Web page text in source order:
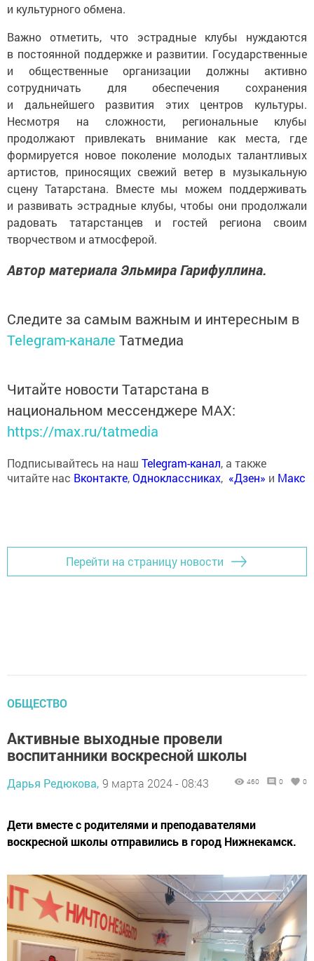
и культурного обмена.
Важно отметить, что эстрадные клубы нуждаются
в постоянной поддержке и развитии. Государственные
и общественные организации должны активно
сотрудничать для обеспечения сохранения
и дальнейшего развития этих центров культуры.
Несмотря на сложности, региональные клубы
продолжают привлекать внимание как места, где
формируется новое поколение молодых талантливых
артистов, приносящих свежий ветер в музыкальную
сцену Татарстана. Вместе мы можем поддерживать
и развивать эстрадные клубы, чтобы они продолжали
радовать татарстанцев и гостей региона своим
творчеством и атмосферой.
Автор материала Эльмира Гарифуллина.
Следите за самым важным и интересным в
Telegram-канале Татмедиа
Читайте новости Татарстана в
национальном мессенджере MАХ:
https://max.ru/tatmedia
Подписывайтесь на наш Telegram-канал, а также
читайте нас Вконтакте,Одноклассниках, «Дзен» и Макс
Перейти на страницу новости
ОБЩЕСТВО
Активные выходные провели
воспитанники воскресной школы
Дарья Редюкова, 9 марта 2024 - 08:43 460 0 0
Дети вместе с родителями и преподавателями
воскресной школы отправились в город Нижнекамск.